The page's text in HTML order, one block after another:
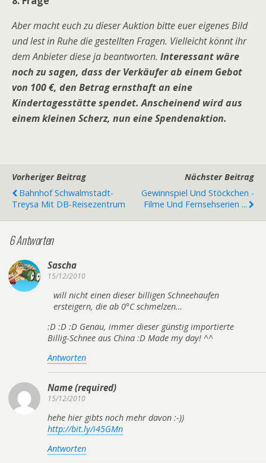
Aber macht euch zu dieser Auktion bitte euer eigenes Bild
und lest in Ruhe die gestellten Fragen. Vielleicht könnt ihr
dem Anbieter diese ja beantworten. Interessant wäre
noch zu sagen, dass der Verkäufer ab einem Gebot
von 100 €, den Betrag ernsthaft an eine
Kindertagesstätte spendet. Anscheinend wird aus
einem kleinen Scherz, nun eine Spendenaktion.
Vorheriger Beitrag
Bahnhof Schwalmstadt-
Treysa Mit DB-Reisezentrum
Nächster Beitrag
Gewinnspiel Und Stöckchen -
Filme Und Fernsehserien ...
6 Antworten
Sascha
15/12/2010
will nicht einen dieser billigen Schneehaufen
ersteigern, die ab 0°C schmelzen…
:D :D :D Genau, immer dieser günstig importierte
Billig-Schnee aus China :D Made my day! ^^
Antworten
Name (required)
15/12/2010
hehe hier gibts noch mehr davon :-))
http://bit.ly/i45GMn
Antworten